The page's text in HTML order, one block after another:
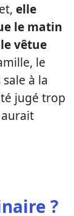
elle
le matin
vêtue
le
à la
jugé trop
aurait
?